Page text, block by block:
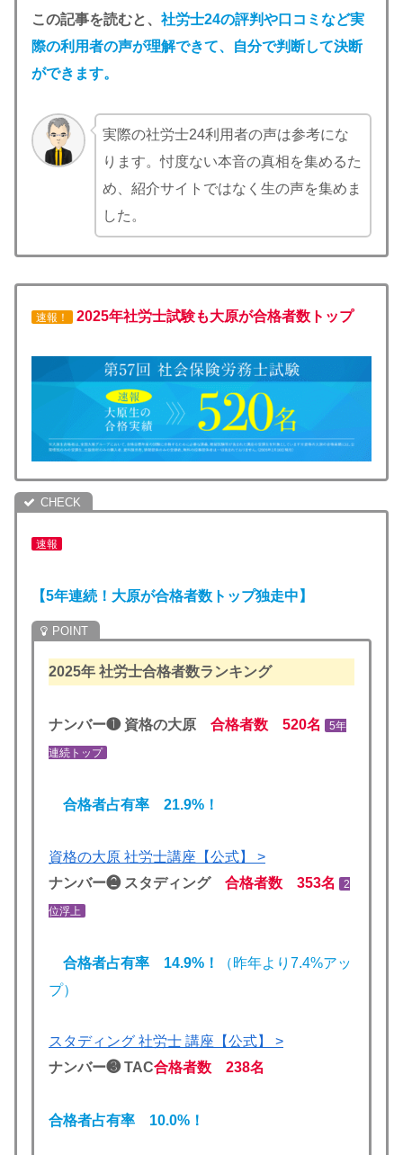
この記事を読むと、 社労士24の評判や口コミなど実
際の利用者の声が理解できて、自分で判断して決断
ができます。
実際の社労士24利用者の声は参考にな
ります。忖度ない本音の真相を集めるた
め、紹介サイトではなく生の声を集めま
した。
速報！ 2025年社労士試験も大原が合格者数トップ
速報
【5年連続！大原が合格者数トップ独走中】
2025年 社労士合格者数ランキング
ナンバー❶ 資格の大原 合格者数 520名 5年
連続トップ
合格者占有率 21.9%！
資格の大原 社労士講座【公式】 >
ナンバー❷ スタディング 合格者数 353名 2
位浮上
合格者占有率 14.9%！
（昨年より7.4%アッ
プ）
スタディング 社労士 講座【公式】 >
ナンバー❸ TAC合格者数 238名
合格者占有率 10.0%！